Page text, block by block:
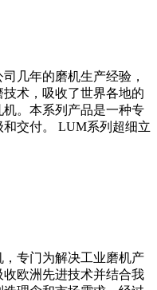
几年的磨机生产经验，
术，吸收了世界各地的
。本系列产品是一种专
交付。 LUM系列超细立
专门为解决工业磨机产
欧洲先进技术并结合我